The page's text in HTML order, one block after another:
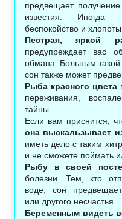
предвещает
известия. Иногда
беспокойство и
Пестрая, яркой
предупреждает вас
обмана. Больным такой
сон также может
Рыба красного цвета
переживания,
тайны.
Если вам приснится,
она выскальзывает
иметь дело с таким
и не сможете поймать
Рыбу в своей
болезни. Тем, кто
воде, сон
или другого несчастья.
Беременным видеть